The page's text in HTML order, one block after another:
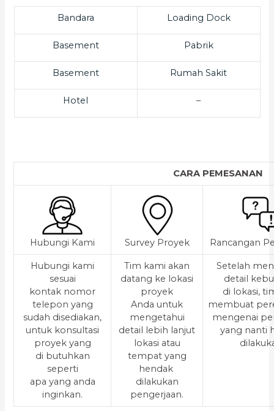
Bandara Loading Dock
Basement Pabrik
Basement Rumah Sakit
Hotel –
CARA PEMESANAN
Hubungi Kami Survey Proyek Rancangan
Hubungi kami
sesuai
kontak nomor
telepon yang
sudah disediakan,
untuk konsultasi
proyek yang
di butuhkan
seperti
apa yang anda
inginkan.
Tim kami akan
datang ke lokasi
proyek
Anda untuk
mengetahui
detail lebih lanjut
lokasi atau
tempat yang
hendak
dilakukan
pengerjaan.
Setelah
detail
di lokasi,
membuat
mengenai
yang nanti